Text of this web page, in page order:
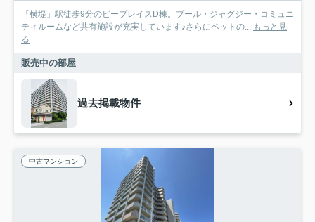
「横堤」駅徒歩9分のビープレイスD棟。プール・ジャグジー・コミュニ
ティルームなど共有施設が充実しています♪さらにペットの... もっと見
る
販売中の部屋
過去掲載物件
中古マンション